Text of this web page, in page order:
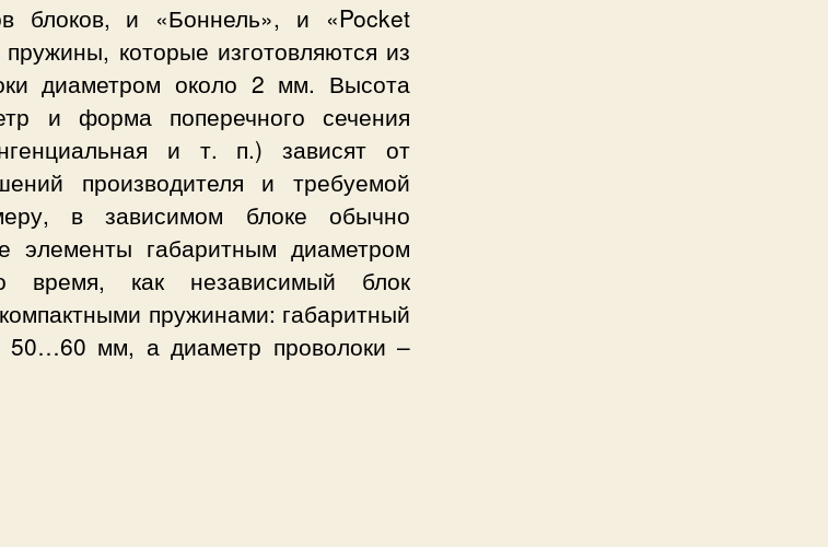
блоков, и «Боннель», и «Pocket
которые изготовляются из
диаметром около 2 мм. Высота
и форма поперечного сечения
и т. п.) зависят от
производителя и требуемой
в зависимом блоке обычно
элементы габаритным диаметром
как независимый блок
пружинами: габаритный
50…60 мм, а диаметр проволоки –